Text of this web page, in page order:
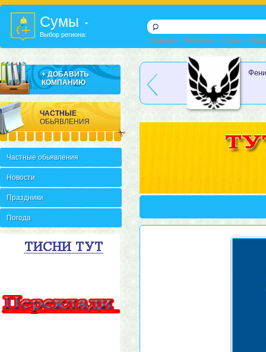
Cумы
Выбор региона:
Главная » Регионы » Cумы »
+ ДОБАВИТЬ
КОМПАНИЮ
ЧАСТНЫЕ
ОБЬЯВЛЕНИЯ
Частные обьявления
Новости
Праздники
Погода
Фонкони